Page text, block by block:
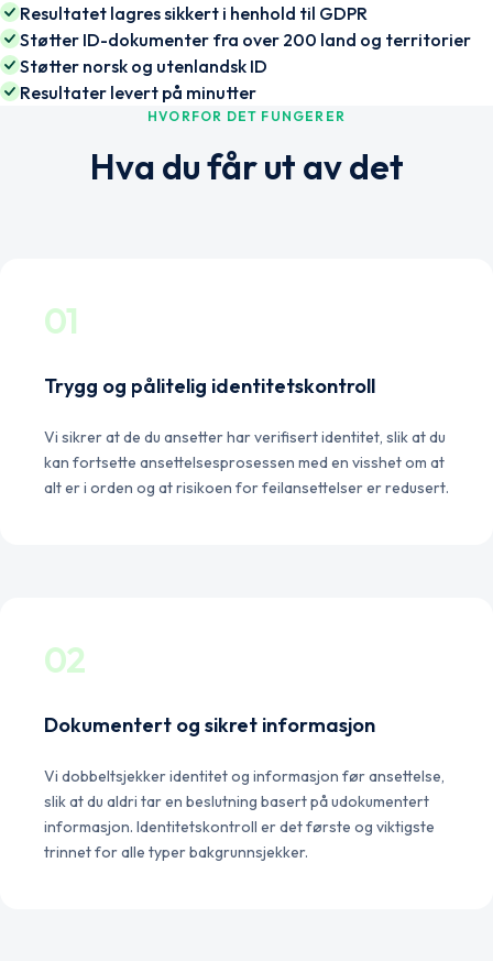
Resultatet lagres sikkert i henhold til GDPR
Støtter ID-dokumenter fra over 200 land og territorier
Støtter norsk og utenlandsk ID
Resultater levert på minutter
HVORFOR DET FUNGERER
Hva du får ut av det
01
Trygg og pålitelig identitetskontroll
Vi sikrer at de du ansetter har verifisert identitet, slik at du
kan fortsette ansettelsesprosessen med en visshet om at
alt er i orden og at risikoen for feilansettelser er redusert.
02
Dokumentert og sikret informasjon
Vi dobbeltsjekker identitet og informasjon før ansettelse,
slik at du aldri tar en beslutning basert på udokumentert
informasjon. Identitetskontroll er det første og viktigste
trinnet for alle typer bakgrunnsjekker.